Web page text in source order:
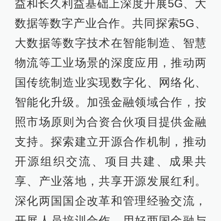
益和长久利益基础上深度开展5G、大
数据等数字产业合作。共同探索5G、
大数据等数字技术在智能制造、智慧
物流等工业场景的深度应用，推动两
国传统制造业实现数字化、网络化、
智能化升级。加强金融领域合作，按
照市场原则为合资合伙项目提供金融
支持。探索建立开源合作机制，推动
开源组织交流、项目共建、成果共
享、产业落地，共享开源发展红利。
深化两国国企改革和管理经验交流，